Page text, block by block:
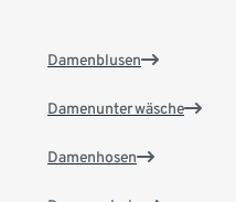
Damenblusen
Damenunterwäsche
Damenhosen